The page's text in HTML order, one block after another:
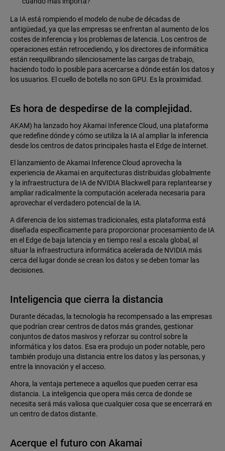
La IA está rompiendo el modelo de nube de décadas de
antigüedad, ya que las empresas se enfrentan al aumento de los
costes de inferencia y los problemas de latencia. Los centros de
operaciones están retrocediendo, y los directores de informática
están reequilibrando silenciosamente las cargas de trabajo,
haciendo todo lo posible para acercarse a dónde están los datos y
los usuarios. El cuello de botella no son GPU. Es la proximidad.
Es hora de despedirse de la complejidad.
AKAM) ha lanzado hoy Akamai Inference Cloud, una plataforma
que redefine dónde y cómo se utiliza la IA al ampliar la inferencia
desde los centros de datos principales hasta el Edge de Internet.
El lanzamiento de Akamai Inference Cloud aprovecha la
experiencia de Akamai en arquitecturas distribuidas globalmente
y la infraestructura de IA de NVIDIA Blackwell para replantearse y
ampliar radicalmente la computación acelerada necesaria para
aprovechar el verdadero potencial de la IA.
A diferencia de los sistemas tradicionales, esta plataforma está
diseñada específicamente para proporcionar procesamiento de IA
en el Edge de baja latencia y en tiempo real a escala global, al
situar la infraestructura informática acelerada de NVIDIA más
cerca del lugar donde se crean los datos y se deben tomar las
decisiones.
Inteligencia que cierra la distancia
Durante décadas, la tecnología ha recompensado a las empresas
que podrían crear centros de datos más grandes, gestionar
conjuntos de datos masivos y reforzar su control sobre la
informática y los datos. Esa era produjo un poder notable, pero
también produjo una distancia entre los datos y las personas, y
entre la innovación y el acceso.
Ahora, la ventaja pertenece a aquellos que pueden cerrar esa
distancia. La inteligencia que opera más cerca de donde se
necesita será más valiosa que cualquier cosa que se encerrará en
un centro de datos distante.
Acerque el futuro con Akamai